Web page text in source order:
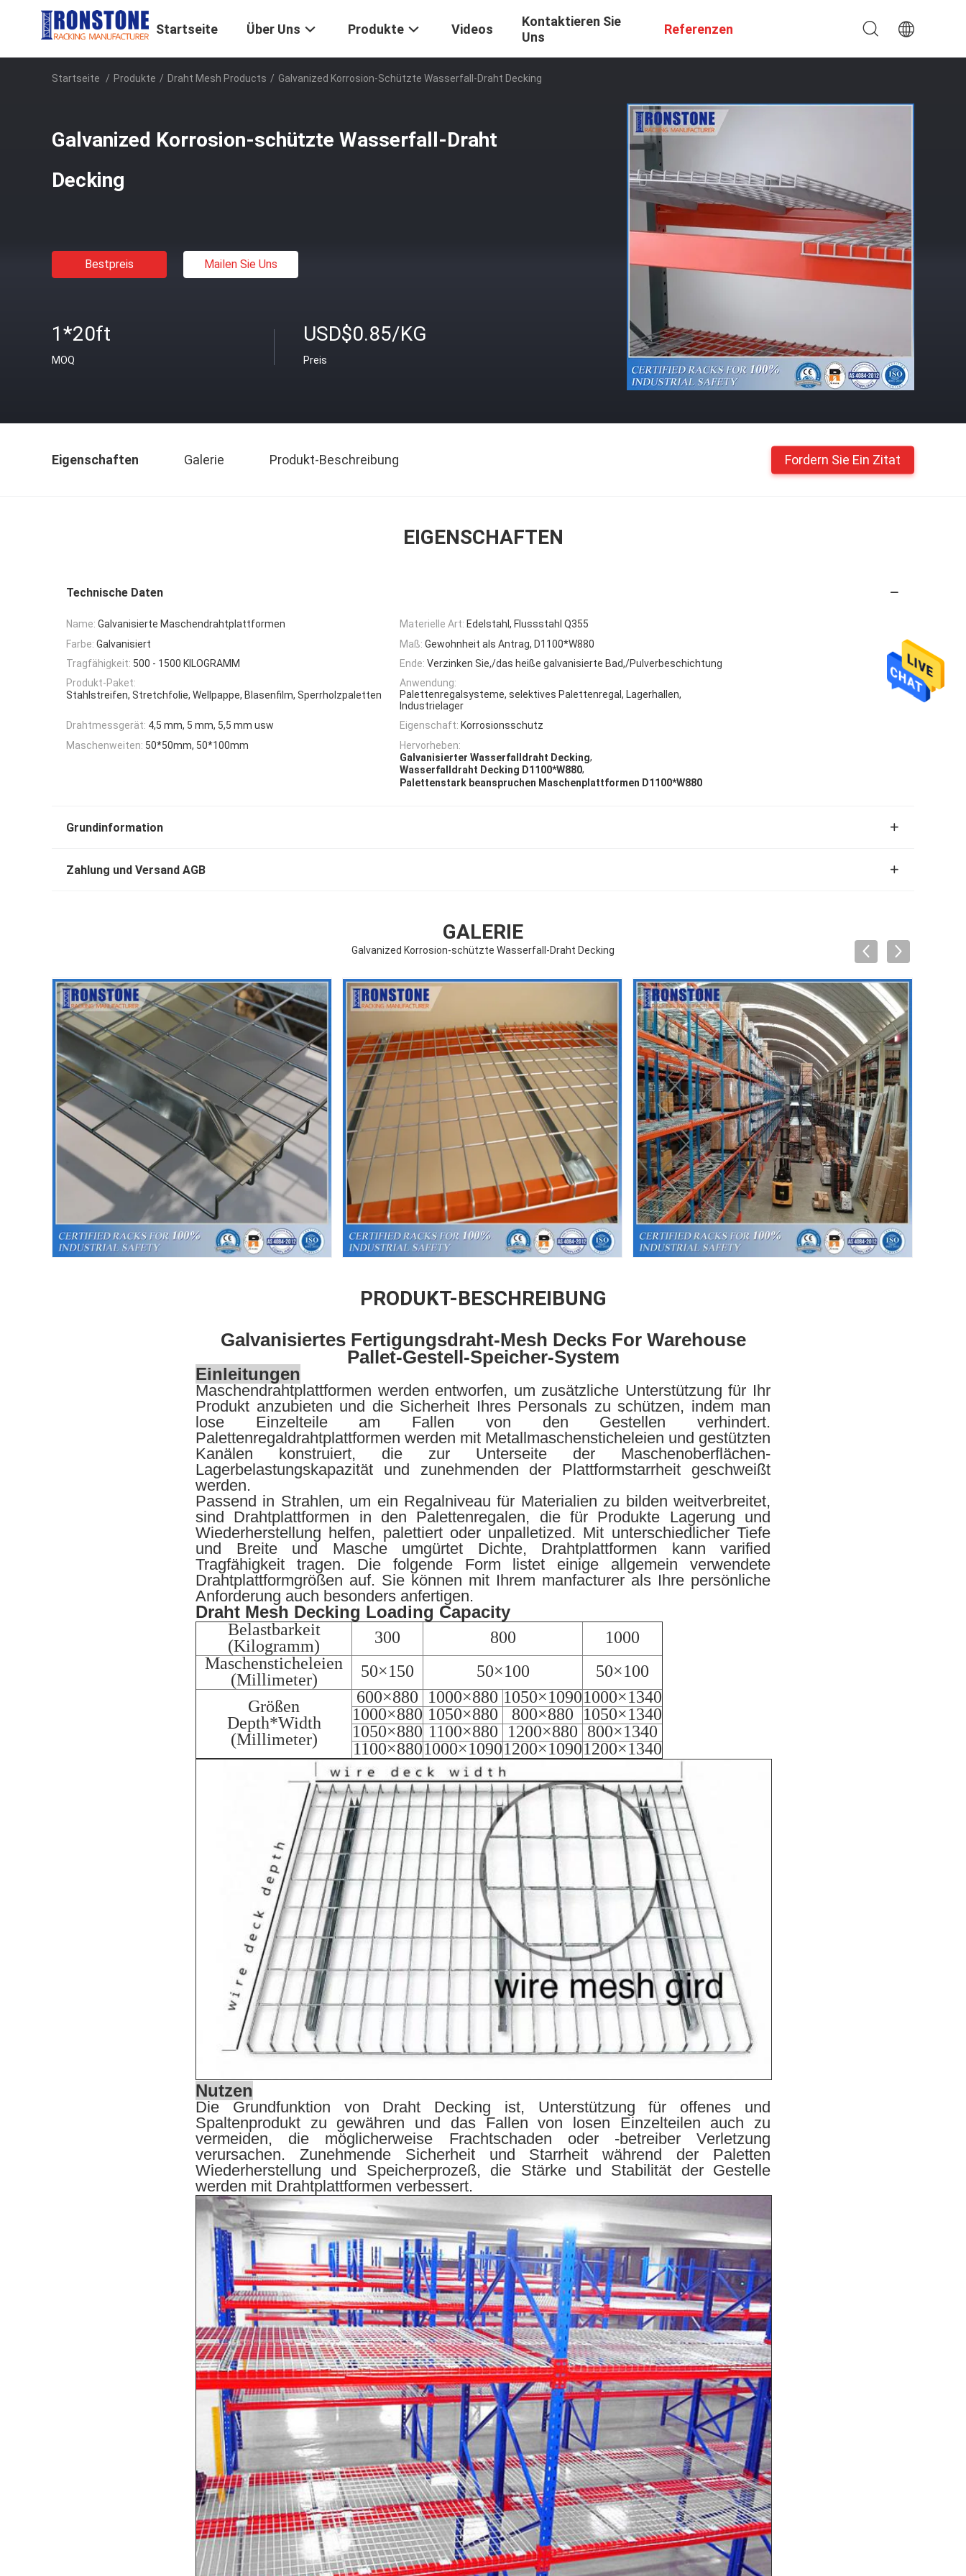
Startseite Über Uns Produkte Videos
Kontaktieren Sie
Uns
Referenzen
Startseite / Produkte / Draht Mesh Products / Galvanized Korrosion-Schützte Wasserfall-Draht Decking
Galvanized Korrosion-schützte Wasserfall-Draht
Decking
Bestpreis Mailen Sie Uns
1*20ft
MOQ
USD$0.85/KG
Preis
Eigenschaften Galerie Produkt-Beschreibung Fordern Sie Ein Zitat
EIGENSCHAFTEN
Technische Daten
Name: Galvanisierte Maschendrahtplattformen Materielle Art: Edelstahl, Flussstahl Q355
Farbe: Galvanisiert Maß: Gewohnheit als Antrag, D1100*W880
Tragfähigkeit: 500 - 1500 KILOGRAMM Ende: Verzinken Sie,/das heiße galvanisierte Bad,/Pulverbeschichtung
Produkt-Paket:
Stahlstreifen, Stretchfolie, Wellpappe, Blasenfilm, Sperrholzpaletten
Anwendung:
Palettenregalsysteme, selektives Palettenregal, Lagerhallen,
Industrielager
Drahtmessgerät: 4,5 mm, 5 mm, 5,5 mm usw Eigenschaft: Korrosionsschutz
Maschenweiten: 50*50mm, 50*100mm
Hervorheben:
Galvanisierter Wasserfalldraht Decking,
Wasserfalldraht Decking D1100*W880,
Palettenstark beanspruchen Maschenplattformen D1100*W880
Grundinformation
Zahlung und Versand AGB
GALERIE
Galvanized Korrosion-schützte Wasserfall-Draht Decking
PRODUKT-BESCHREIBUNG
Galvanisiertes Fertigungsdraht-Mesh Decks For Warehouse
Pallet-Gestell-Speicher-System
Einleitungen
Maschendrahtplattformen werden entworfen, um zusätzliche Unterstützung für Ihr
Produkt anzubieten und die Sicherheit Ihres Personals zu schützen, indem man
lose Einzelteile am Fallen von den Gestellen verhindert.
Palettenregaldrahtplattformen werden mit Metallmaschensticheleien und gestützten
Kanälen konstruiert, die zur Unterseite der Maschenoberflächen-
Lagerbelastungskapazität und zunehmenden der Plattformstarrheit geschweißt
werden.
Passend in Strahlen, um ein Regalniveau für Materialien zu bilden weitverbreitet,
sind Drahtplattformen in den Palettenregalen, die für Produkte Lagerung und
Wiederherstellung helfen, palettiert oder unpalletized. Mit unterschiedlicher Tiefe
und Breite und Masche umgürtet Dichte, Drahtplattformen kann varified
Tragfähigkeit tragen. Die folgende Form listet einige allgemein verwendete
Drahtplattformgrößen auf. Sie können mit Ihrem manfacturer als Ihre persönliche
Anforderung auch besonders anfertigen.
Draht Mesh Decking Loading Capacity
Belastbarkeit
(Kilogramm)
300 800
1000
Maschensticheleien
(Millimeter)
50×150 50×100
50×100
Größen
Depth*Width
(Millimeter)
600×880 1000×880 1050×10901000×1340
1000×880 1050×880 800×880
1050×1340
1050×880 1100×880 1200×880 800×1340
1100×8801000×10901200×10901200×1340
Nutzen
Die Grundfunktion von Draht Decking ist, Unterstützung für offenes und
Spaltenprodukt zu gewähren und das Fallen von losen Einzelteilen auch zu
vermeiden, die möglicherweise Frachtschaden oder -betreiber Verletzung
verursachen. Zunehmende Sicherheit und Starrheit während der Paletten
Wiederherstellung und Speicherprozeß, die Stärke und Stabilität der Gestelle
werden mit Drahtplattformen verbessert.